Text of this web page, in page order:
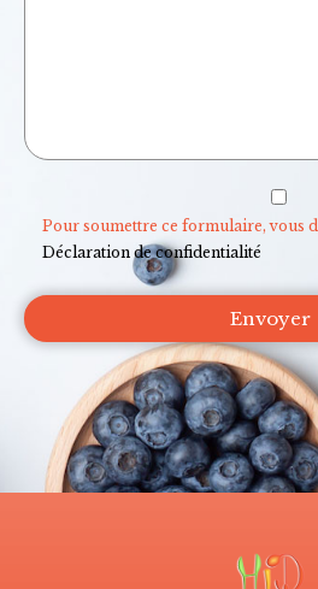
Pour soumettre ce formulaire, vous
Déclaration de confidentialité